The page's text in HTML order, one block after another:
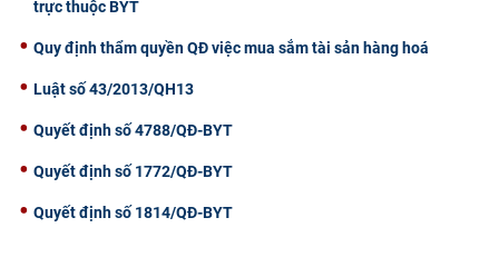
trực thuộc BYT
Quy định thẩm quyền QĐ việc mua sắm tài sản hàng hoá
Luật số 43/2013/QH13
Quyết định số 4788/QĐ-BYT
Quyết định số 1772/QĐ-BYT
Quyết định số 1814/QĐ-BYT